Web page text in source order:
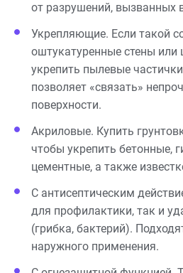
от разрушений, вызванных
Укрепляющие. Если такой
оштукатуренные стены или
укрепить пылевые
позволяет «связать»
поверхности.
Акриловые. Купить
чтобы укрепить бетонные,
цементные, а также
С антисептическим
для профилактики, так и
(грибка, бактерий).
наружного применения.